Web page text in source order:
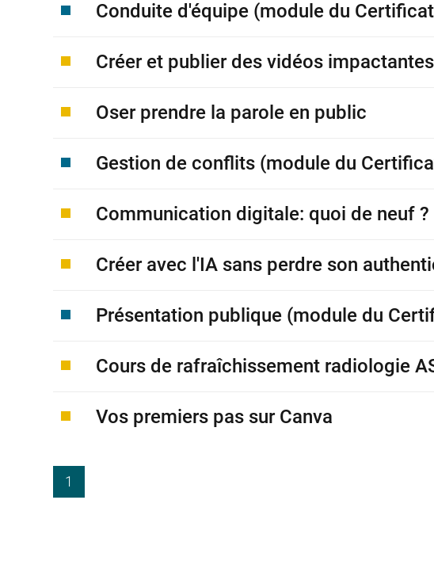
Conduite d'équipe (module du
Créer et publier des vidéos
Oser prendre la parole en public
Gestion de conflits (module du
Communication digitale: quoi de neuf ?
Créer avec l'IA sans perdre son
Présentation publique (module du
Cours de rafraîchissement radiologie
Vos premiers pas sur Canva
1